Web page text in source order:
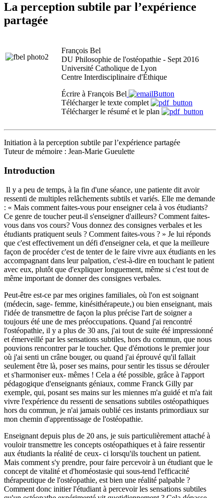
La perception subtile par l’expérience
partagée
François Bel
DU Philosophie de l'ostéopathie - Sept 2016
Université Catholique de Lyon
Centre Interdisciplinaire d'Éthique
Écrire à François Bel
Télécharger le texte complet
Télécharger le résumé et le plan
Initiation à la perception subtile par l’expérience partagée
Tuteur de mémoire : Jean-Marie Gueulette
Introduction
Il y a peu de temps, à la fin d'une séance, une patiente dit avoir
ressenti de multiples relâchements subtils et variés. Elle me demande
: « Mais comment faites-vous pour enseigner cela à vos étudiants?
Ce genre de toucher peut-il s'enseigner d'ailleurs? Comment faites-
vous dans vos cours? Vous donnez des consignes verbales et les
étudiants pratiquent seuls ? Comment faites-vous ? » Je lui réponds
que c'est effectivement un défi d'enseigner cela, et que la meilleure
façon de procéder c'est de tenter de le faire vivre aux étudiants en les
accompagnant dans leur palpation, c'est-à-dire en touchant le patient
avec eux, plutôt que d'expliquer longuement, même si c'est tout de
même important de donner des consignes verbales.
Peut-être est-ce par mes origines familiales, où l'on est soignant
(médecin, sage- femme, kinésithérapeute,) ou bien enseignant, mais
l'idée de transmettre de façon la plus précise l'art de soigner a
toujours été une de mes préoccupations. Quand j'ai rencontré
l'ostéopathie, il y a plus de 30 ans, j'ai tout de suite été impressionné
et émerveillé par les sensations subtiles, hors du commun, que nous
pouvions rencontrer par le toucher. Que d'émotions le premier jour
où j'ai senti un crâne bouger, ou quand j'ai éprouvé qu'il fallait
seulement être là, poser ses mains, pour sentir les tissus se dérouler
et s'harmoniser eux- mêmes ! Cela a été possible, grâce à l'apport
pédagogique d'enseignants géniaux, comme Franck Gilly par
exemple, qui, posant ses mains sur les miennes m'a guidé et m'a fait
vivre l'expérience du ressenti de sensations subtiles ostéopathiques
hors du commun, je n'ai jamais oublié ces instants primordiaux sur
mon chemin d'apprentissage de l'ostéopathie.
Enseignant depuis plus de 20 ans, je suis particulièrement attaché à
vouloir transmettre les concepts ostéopathiques et à faire ressentir
aux étudiants la réalité de ceux- ci lorsqu'ils touchent un patient.
Mais comment s'y prendre, pour faire percevoir à un étudiant que le
concept de vitalité et d'homéostasie qui sous-tend l'efficacité
thérapeutique de l'ostéopathie, est bien une réalité palpable ?
Comment donc initier l'étudiant à percevoir les sensations subtiles